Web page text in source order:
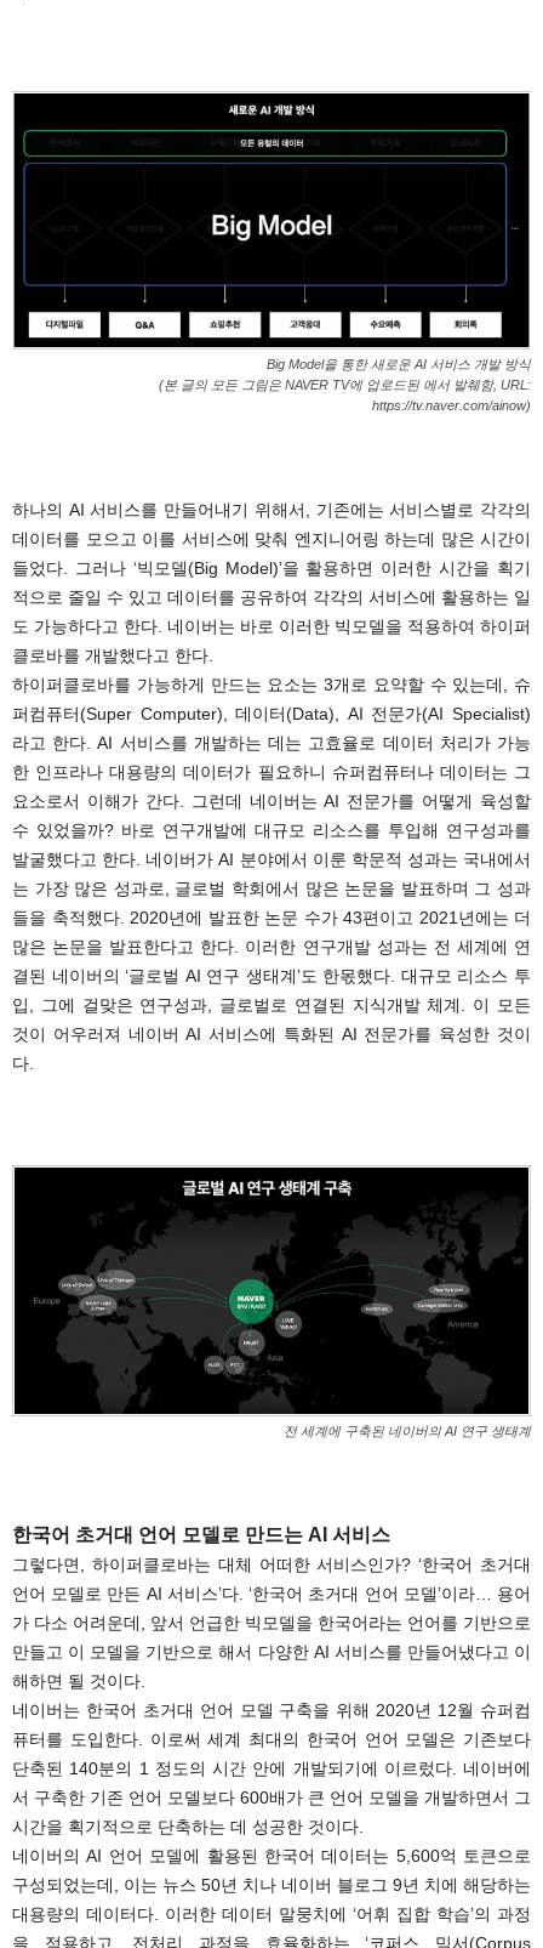
Big Model을 통한 새로운 AI 서비스 개발 방식
(본 글의 모든 그림은 NAVER TV에 업로드된 에서 발췌함, URL:
https://tv.naver.com/ainow)
하나의 AI 서비스를 만들어내기 위해서, 기존에는 서비스별로 각각의
데이터를 모으고 이를 서비스에 맞춰 엔지니어링 하는데 많은 시간이
들었다. 그러나 ‘빅모델(Big Model)’을 활용하면 이러한 시간을 획기
적으로 줄일 수 있고 데이터를 공유하여 각각의 서비스에 활용하는 일
도 가능하다고 한다. 네이버는 바로 이러한 빅모델을 적용하여 하이퍼
클로바를 개발했다고 한다.
하이퍼클로바를 가능하게 만드는 요소는 3개로 요약할 수 있는데, 슈
퍼컴퓨터(Super Computer), 데이터(Data), AI 전문가(AI Specialist)
라고 한다. AI 서비스를 개발하는 데는 고효율로 데이터 처리가 가능
한 인프라나 대용량의 데이터가 필요하니 슈퍼컴퓨터나 데이터는 그
요소로서 이해가 간다. 그런데 네이버는 AI 전문가를 어떻게 육성할
수 있었을까? 바로 연구개발에 대규모 리소스를 투입해 연구성과를
발굴했다고 한다. 네이버가 AI 분야에서 이룬 학문적 성과는 국내에서
는 가장 많은 성과로, 글로벌 학회에서 많은 논문을 발표하며 그 성과
들을 축적했다. 2020년에 발표한 논문 수가 43편이고 2021년에는 더
많은 논문을 발표한다고 한다. 이러한 연구개발 성과는 전 세계에 연
결된 네이버의 ‘글로벌 AI 연구 생태계’도 한몫했다. 대규모 리소스 투
입, 그에 걸맞은 연구성과, 글로벌로 연결된 지식개발 체계. 이 모든
것이 어우러져 네이버 AI 서비스에 특화된 AI 전문가를 육성한 것이
다.
전 세계에 구축된 네이버의 AI 연구 생태계
한국어 초거대 언어 모델로 만드는 AI 서비스
그렇다면, 하이퍼클로바는 대체 어떠한 서비스인가? ‘한국어 초거대
언어 모델로 만든 AI 서비스’다. ‘한국어 초거대 언어 모델’이라… 용어
가 다소 어려운데, 앞서 언급한 빅모델을 한국어라는 언어를 기반으로
만들고 이 모델을 기반으로 해서 다양한 AI 서비스를 만들어냈다고 이
해하면 될 것이다.
네이버는 한국어 초거대 언어 모델 구축을 위해 2020년 12월 슈퍼컴
퓨터를 도입한다. 이로써 세계 최대의 한국어 언어 모델은 기존보다
단축된 140분의 1 정도의 시간 안에 개발되기에 이르렀다. 네이버에
서 구축한 기존 언어 모델보다 600배가 큰 언어 모델을 개발하면서 그
시간을 획기적으로 단축하는 데 성공한 것이다.
네이버의 AI 언어 모델에 활용된 한국어 데이터는 5,600억 토큰으로
구성되었는데, 이는 뉴스 50년 치나 네이버 블로그 9년 치에 해당하는
대용량의 데이터다. 이러한 데이터 말뭉치에 ‘어휘 집합 학습’의 과정
을 적용하고, 전처리 과정을 효율화하는 ‘코퍼스 믹서(Corpus